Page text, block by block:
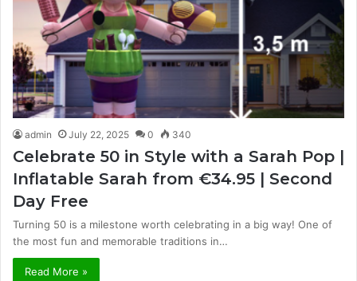
admin July 22, 2025 0 340
Celebrate 50 in Style with a Sarah Pop |
Inflatable Sarah from €34.95 | Second
Day Free
Turning 50 is a milestone worth celebrating in a big way! One of
the most fun and memorable traditions in…
Read More »